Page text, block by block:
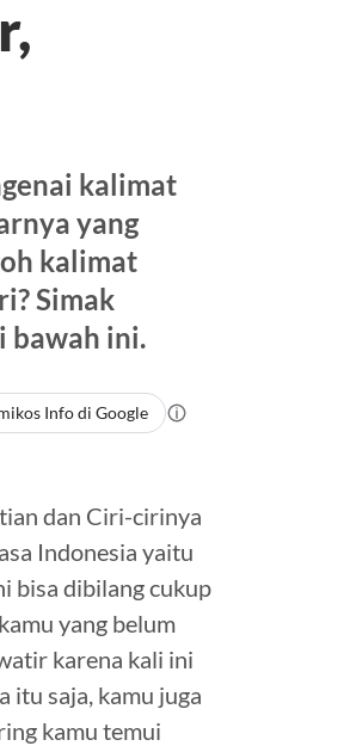
kalimat
yang
kalimat
Simak
bawah ini.
Info di Google
dan Ciri-cirinya
Indonesia yaitu
bisa dibilang cukup
yang belum
karena kali ini
itu saja, kamu juga
kamu temui